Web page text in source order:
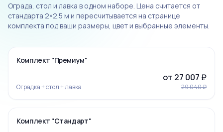
Ограда, стол и лавка в одном наборе. Цена считается от
стандарта 2×2.5 м и пересчитывается на странице
комплекта под ваши размеры, цвет и выбранные элементы.
-7%
Комплект "Премиум"
Оградка + стол + лавка
от 27 007 ₽
29 040 ₽
-7%
Комплект "Стандарт"